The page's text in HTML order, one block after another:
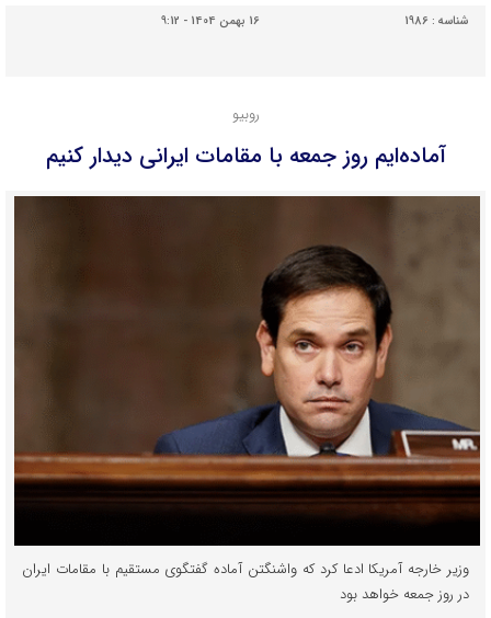
شناسه : 1986 16 بهمن 1404 - 9:12
روبیو
آماده‌ایم روز جمعه با مقامات ایرانی دیدار کنیم
وزیر خارجه آمریکا ادعا کرد که واشنگتن آماده گفتگوی مستقیم با مقامات ایران
در روز جمعه خواهد بود